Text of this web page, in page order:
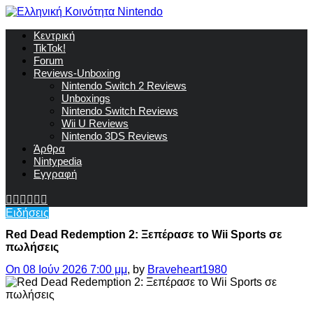
Κεντρική
TikTok!
Forum
Reviews-Unboxing
Nintendo Switch 2 Reviews
Unboxings
Nintendo Switch Reviews
Wii U Reviews
Nintendo 3DS Reviews
Άρθρα
Nintypedia
Εγγραφή
Ειδήσεις
Red Dead Redemption 2: Ξεπέρασε το Wii Sports σε
πωλήσεις
On 08 Ιούν 2026 7:00 μμ, by Braveheart1980